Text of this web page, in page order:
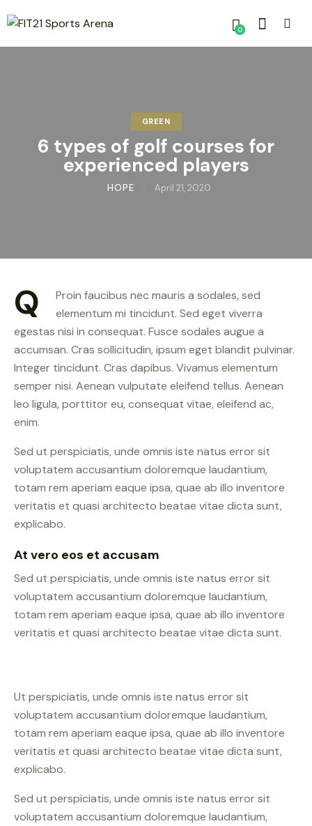
0
GREEN
6 types of golf courses for
experienced players
HOPE April 21, 2020
Q
Proin faucibus nec mauris a sodales, sed
elementum mi tincidunt. Sed eget viverra
egestas nisi in consequat. Fusce sodales augue a
accumsan. Cras sollicitudin, ipsum eget blandit pulvinar.
Integer tincidunt. Cras dapibus. Vivamus elementum
semper nisi. Aenean vulputate eleifend tellus. Aenean
leo ligula, porttitor eu, consequat vitae, eleifend ac,
enim.
Sed ut perspiciatis, unde omnis iste natus error sit
voluptatem accusantium doloremque laudantium,
totam rem aperiam eaque ipsa, quae ab illo inventore
veritatis et quasi architecto beatae vitae dicta sunt,
explicabo.
At vero eos et accusam
Sed ut perspiciatis, unde omnis iste natus error sit
voluptatem accusantium doloremque laudantium,
totam rem aperiam eaque ipsa, quae ab illo inventore
veritatis et quasi architecto beatae vitae dicta sunt.
Ut perspiciatis, unde omnis iste natus error sit
voluptatem accusantium doloremque laudantium,
totam rem aperiam eaque ipsa, quae ab illo inventore
veritatis et quasi architecto beatae vitae dicta sunt,
explicabo.
Sed ut perspiciatis, unde omnis iste natus error sit
voluptatem accusantium doloremque laudantium,